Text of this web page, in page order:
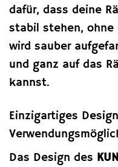
dafür, dass deine
stabil stehen, ohne
wird sauber
und ganz auf das
kannst.
Einzigartiges
Das Design des